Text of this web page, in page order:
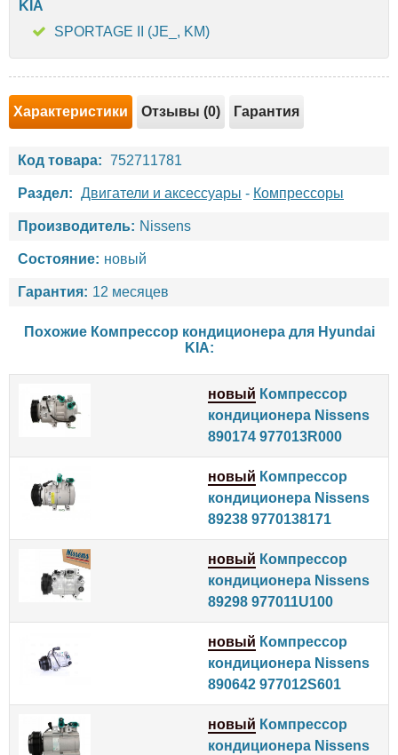
KIA
SPORTAGE II (JE_, KM)
Характеристики Отзывы (0) Гарантия
Код товара: 752711781
Раздел: Двигатели и аксессуары - Компрессоры
Производитель: Nissens
Состояние: новый
Гарантия: 12 месяцев
Похожие Компрессор кондиционера для Hyundai
KIA:
новый Компрессор
кондиционера Nissens
890174 977013R000
новый Компрессор
кондиционера Nissens
89238 9770138171
новый Компрессор
кондиционера Nissens
89298 977011U100
новый Компрессор
кондиционера Nissens
890642 977012S601
новый Компрессор
кондиционера Nissens